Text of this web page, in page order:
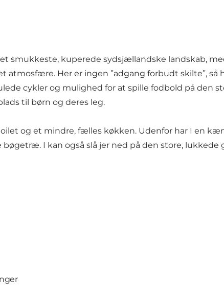
smukkeste, kuperede sydsjællandske landskab,
Her er ingen ”adgang forbudt skilte”, så
cykler og mulighed for at spille fodbold på den
til børn og deres leg.
og et mindre, fælles køkken. Udenfor har I en
I kan også slå jer ned på den store, lukkede